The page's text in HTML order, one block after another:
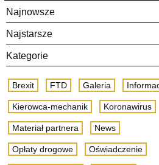
Najnowsze
Najstarsze
Kategorie
Brexit FTD Galeria
Kierowca-mechanik Koronawirus
Materiał partnera News
Opłaty drogowe Oświadczenie